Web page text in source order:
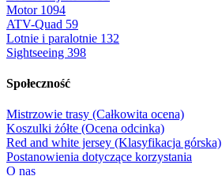
Motor 1094
ATV-Quad 59
Lotnie i paralotnie 132
Sightseeing 398
Społeczność
Mistrzowie trasy (Całkowita ocena)
Koszulki żółte (Ocena odcinka)
Red and white jersey (Klasyfikacja górska)
Postanowienia dotyczące korzystania
O nas